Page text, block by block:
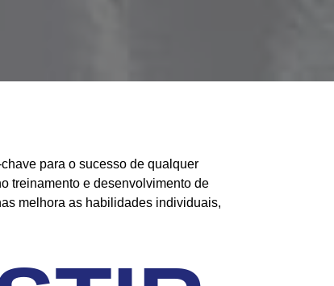
para o sucesso de qualquer
treinamento e desenvolvimento de
melhora as habilidades individuais,